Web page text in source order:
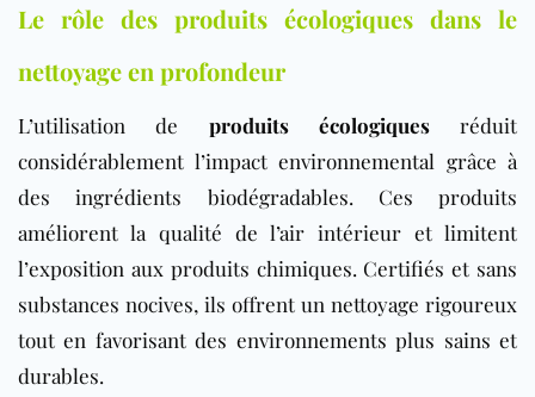
Le rôle des produits écologiques dans le
nettoyage en profondeur
L’utilisation de produits écologiquesréduit
considérablement l’impact environnemental grâce à
des ingrédients biodégradables. Ces produits
améliorent la qualité de l’air intérieur et limitent
l’exposition aux produits chimiques. Certifiés et sans
substances nocives, ils offrent un nettoyage rigoureux
tout en favorisant des environnements plus sains et
durables.